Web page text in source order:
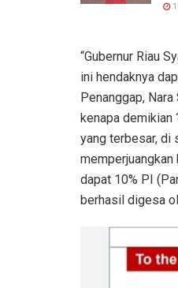
“Gubernur Riau
ini hendaknya
Penanggap,
kenapa demikian
yang terbesar, di
dapat 10% PI
berhasil digesa